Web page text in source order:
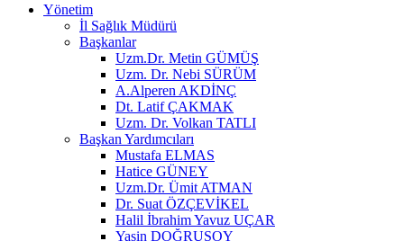
Yönetim
İl Sağlık Müdürü
Başkanlar
Uzm.Dr. Metin GÜMÜŞ
Uzm. Dr. Nebi SÜRÜM
A.Alperen AKDİNÇ
Dt. Latif ÇAKMAK
Uzm. Dr. Volkan TATLI
Başkan Yardımcıları
Mustafa ELMAS
Hatice GÜNEY
Uzm.Dr. Ümit ATMAN
Dr. Suat ÖZÇEVİKEL
Halil İbrahim Yavuz UÇAR
Yasin DOĞRUSOY